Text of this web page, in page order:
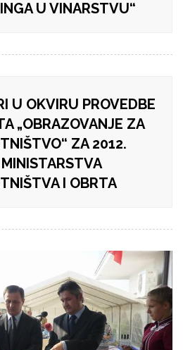
U VINARSTVU“
U OKVIRU PROVEDBE
„OBRAZOVANJE ZA
ZA 2012.
I OBRTA